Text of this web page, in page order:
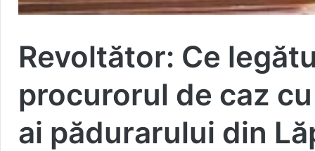
Revoltător: Ce
procurorul de caz
ai pădurarului din